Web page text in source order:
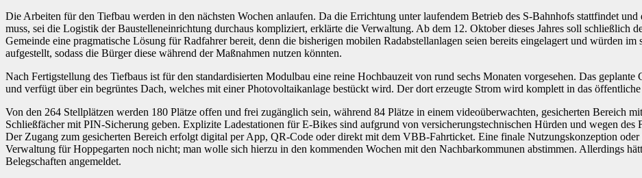
Die Arbeiten für den Tiefbau werden in den nächsten Wochen anlaufen. Da die Errichtung unter laufendem Betrieb des S-Bahnhofs stattfindet
muss, sei die Logistik der Baustelleneinrichtung durchaus kompliziert, erklärte die Verwaltung. Ab dem 12. Oktober dieses Jahres soll schließlich
Gemeinde eine pragmatische Lösung für Radfahrer bereit, denn die bisherigen mobilen Radabstellanlagen seien bereits eingelagert und würden
aufgestellt, sodass die Bürger diese während der Maßnahmen nutzen könnten.
Nach Fertigstellung des Tiefbaus ist für den standardisierten Modulbau eine reine Hochbauzeit von rund sechs Monaten vorgesehen. Das
und verfügt über ein begrüntes Dach, welches mit einer Photovoltaikanlage bestückt wird. Der dort erzeugte Strom wird komplett in das öffentliche
Von den 264 Stellplätzen werden 180 Plätze offen und frei zugänglich sein, während 84 Plätze in einem videoüberwachten, gesicherten Bereich
Schließfächer mit PIN-Sicherung geben. Explizite Ladestationen für E-Bikes sind aufgrund von versicherungstechnischen Hürden und wegen des
Der Zugang zum gesicherten Bereich erfolgt digital per App, QR-Code oder direkt mit dem VBB-Fahrticket. Eine finale Nutzungskonzeption oder
Verwaltung für Hoppegarten noch nicht; man wolle sich hierzu in den kommenden Wochen mit den Nachbarkommunen abstimmen. Allerdings
Belegschaften angemeldet.